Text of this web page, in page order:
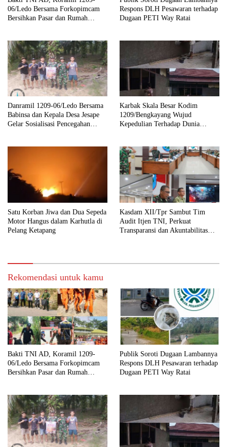
06/Ledo Bersama Forkopimcam
Bersihkan Pasar dan Rumah
Respons DLH Pesawaran terhadap
Dugaan PETI Way Ratai
Danramil 1209-06/Ledo Bersama
Babinsa dan Kepala Desa Jesape
Gelar Sosialisasi Pencegahan
Karbak Skala Besar Kodim
1209/Bengkayang Wujud
Kepedulian Terhadap Dunia
Satu Korban Jiwa dan Dua Sepeda
Motor Hangus dalam Karhutla di
Pelang Ketapang
Kasdam XII/Tpr Sambut Tim
Audit Itjen TNI, Perkuat
Transparansi dan Akuntabilitas
Rekomendasi untuk kamu
Bakti TNI AD, Koramil 1209-
06/Ledo Bersama Forkopimcam
Bersihkan Pasar dan Rumah
Publik Soroti Dugaan Lambannya
Respons DLH Pesawaran terhadap
Dugaan PETI Way Ratai